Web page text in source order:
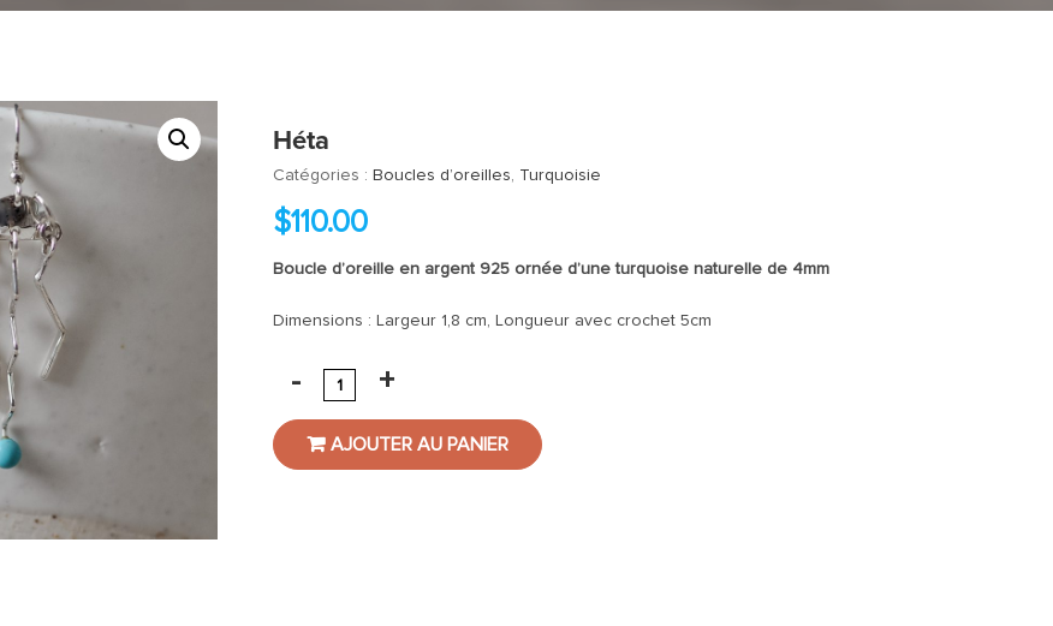
Héta
Catégories : Boucles d’oreilles Turquoisie
$110.00
Boucle d’oreille en argent 925 ornée d’une turquoise naturelle de 4mm
Dimensions : Largeur 1,8 cm, Longueur avec crochet 5cm
AJOUTER AU PANIER